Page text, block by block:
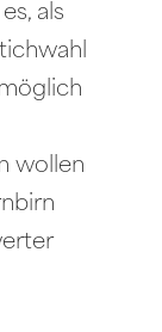
als
wollen